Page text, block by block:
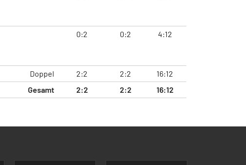
0:2 0:2 4:12
Doppel 2:2 2:2
16:12
Gesamt
2:2 2:2 16:12